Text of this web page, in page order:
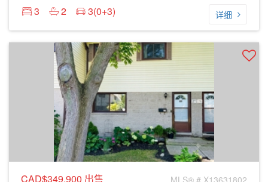
3
2 3(0+3) 详细
CAD$349,900 出售 MLS® # X13631802